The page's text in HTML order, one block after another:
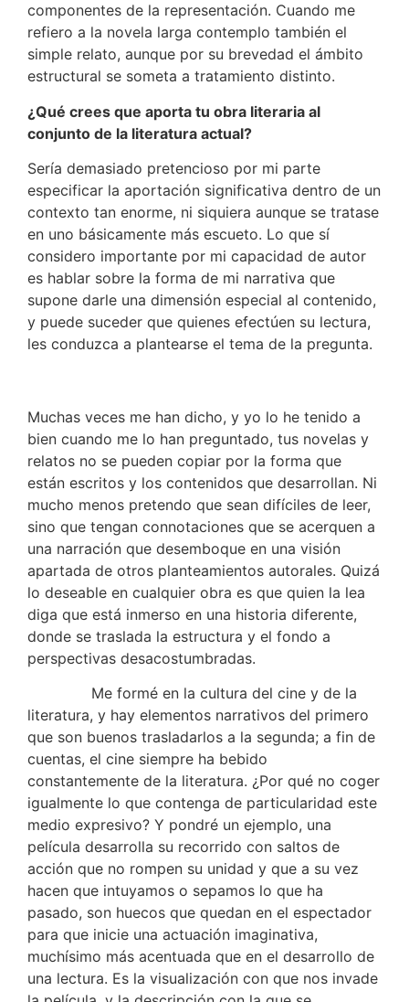
componentes de la representación. Cuando me
refiero a la novela larga contemplo también el
simple relato, aunque por su brevedad el ámbito
estructural se someta a tratamiento distinto.
¿Qué crees que aporta tu obra literaria al
conjunto de la literatura actual?
Sería demasiado pretencioso por mi parte
especificar la aportación significativa dentro de un
contexto tan enorme, ni siquiera aunque se tratase
en uno básicamente más escueto. Lo que sí
considero importante por mi capacidad de autor
es hablar sobre la forma de mi narrativa que
supone darle una dimensión especial al contenido,
y puede suceder que quienes efectúen su lectura,
les conduzca a plantearse el tema de la pregunta.
Muchas veces me han dicho, y yo lo he tenido a
bien cuando me lo han preguntado, tus novelas y
relatos no se pueden copiar por la forma que
están escritos y los contenidos que desarrollan. Ni
mucho menos pretendo que sean difíciles de leer,
sino que tengan connotaciones que se acerquen a
una narración que desemboque en una visión
apartada de otros planteamientos autorales. Quizá
lo deseable en cualquier obra es que quien la lea
diga que está inmerso en una historia diferente,
donde se traslada la estructura y el fondo a
perspectivas desacostumbradas.
Me formé en la cultura del cine y de la
literatura, y hay elementos narrativos del primero
que son buenos trasladarlos a la segunda; a fin de
cuentas, el cine siempre ha bebido
constantemente de la literatura. ¿Por qué no coger
igualmente lo que contenga de particularidad este
medio expresivo? Y pondré un ejemplo, una
película desarrolla su recorrido con saltos de
acción que no rompen su unidad y que a su vez
hacen que intuyamos o sepamos lo que ha
pasado, son huecos que quedan en el espectador
para que inicie una actuación imaginativa,
muchísimo más acentuada que en el desarrollo de
una lectura. Es la visualización con que nos invade